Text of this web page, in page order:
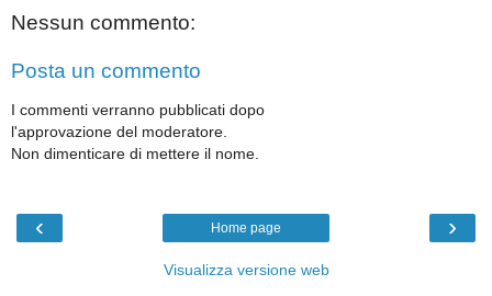
Nessun commento:
Posta un commento
I commenti verranno pubblicati dopo
l'approvazione del moderatore.
Non dimenticare di mettere il nome.
‹ ›
Home page
Visualizza versione web